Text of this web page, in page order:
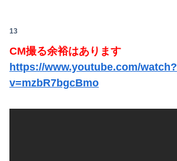
13
CM撮る余裕はあります
https://www.youtube.com/watch?
v=mzbR7bgcBmo